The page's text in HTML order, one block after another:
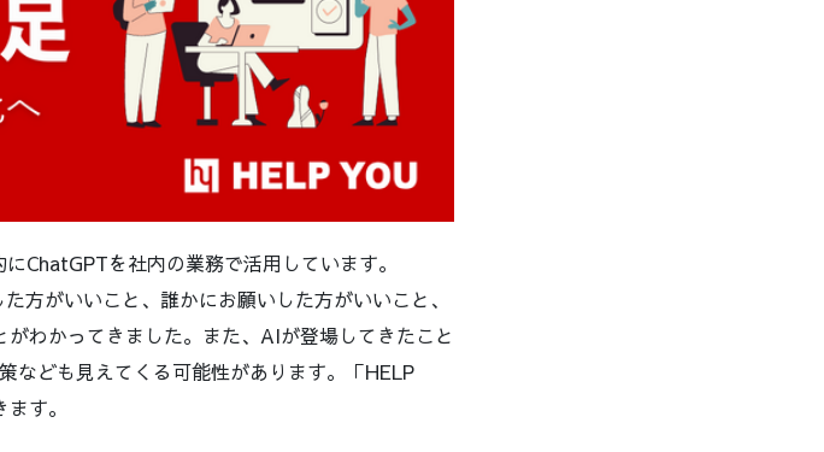
ChatGPTを社内の業務で活用しています。
方がいいこと、誰かにお願いした方がいいこと、
わかってきました。また、AIが登場してきたこと
なども見えてくる可能性があります。「HELP
す。